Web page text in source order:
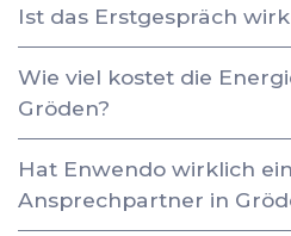
Ist das Erstgespräch
Wie viel kostet die
Gröden?
Hat Enwendo wirklich
Ansprechpartner in